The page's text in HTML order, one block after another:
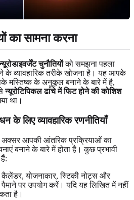
का सामना करना
चुनौतियोंको समझना पहला
के व्यावहारिक तरीके खोजना है। यह आपके
मस्तिष्क के अनुकूल बनाने के बारे में है,
न्यूरोटिपिकल ढांचे में फिट होने की कोशिश
था।
के लिए व्यावहारिक रणनीतियाँ
अक्सर आपकी आंतरिक प्रक्रियाओं का
बनाने के बारे में होता है। कुछ प्रभावी
कैलेंडर, योजनाकार, स्टिकी नोट्स और
पर उपयोग करें। यदि यह लिखित में नहीं
है।